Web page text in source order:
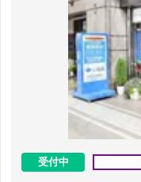
受付中